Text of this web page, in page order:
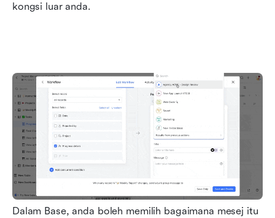
kongsi luar anda.
Dalam Base, anda boleh memilih bagaimana mesej itu